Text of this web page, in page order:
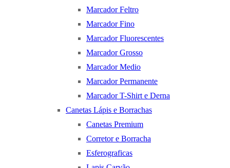
Marcador Feltro
Marcador Fino
Marcador Fluorescentes
Marcador Grosso
Marcador Medio
Marcador Permanente
Marcador T-Shirt e Derna
Canetas Lápis e Borrachas
Canetas Premium
Corretor e Borracha
Esferograficas